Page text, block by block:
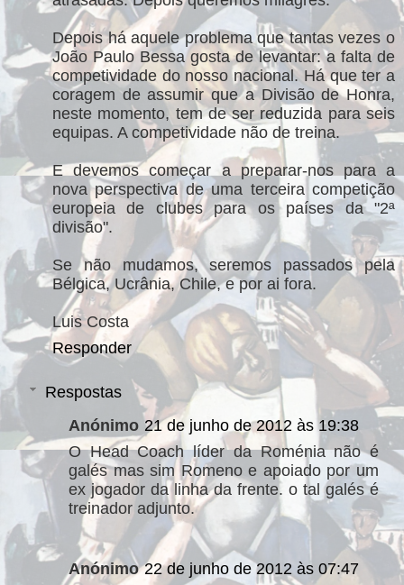
Depois há aquele problema que tantas vezes o
João Paulo Bessa gosta de levantar: a falta de
competividade do nosso nacional. Há que ter a
coragem de assumir que a Divisão de Honra,
neste momento, tem de ser reduzida para seis
equipas. A competividade não de treina.
E devemos começar a preparar-nos para a
nova perspectiva de uma terceira competição
europeia de clubes para os países da "2ª
divisão".
Se não mudamos, seremos passados pela
Bélgica, Ucrânia, Chile, e por ai fora.
Luis Costa
Responder
Respostas
Anónimo 21 de junho de 2012 às 19:38
O Head Coach líder da Roménia não é
galés mas sim Romeno e apoiado por um
ex jogador da linha da frente. o tal galés é
treinador adjunto.
Anónimo 22 de junho de 2012 às 07:47